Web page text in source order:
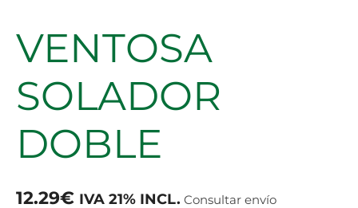
VENTOSA
SOLADOR
DOBLE
12.29€ IVA 21% INCL. Consultar envío